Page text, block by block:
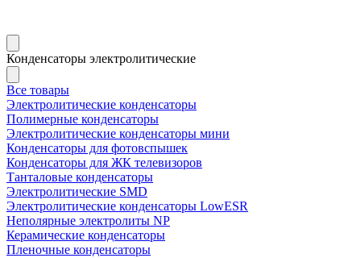
Конденсаторы электролитические
Все товары
Электролитические конденсаторы
Полимерные конденсаторы
Электролитические конденсаторы мини
Конденсаторы для фотовспышек
Конденсаторы для ЖК телевизоров
Танталовые конденсаторы
Электролитические SMD
Электролитические конденсаторы LowESR
Неполярные электролиты NP
Керамические конденсаторы
Пленочные конденсаторы